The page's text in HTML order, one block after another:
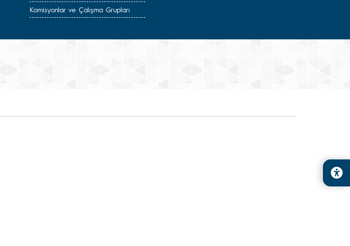
Komisyonlar ve Çalışma Grupları